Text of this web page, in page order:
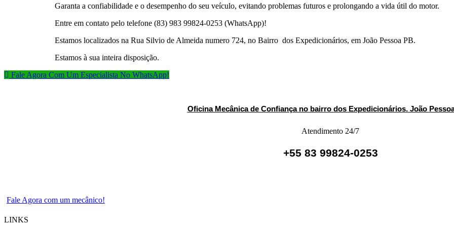
Garanta a confiabilidade e o desempenho do seu veículo, evitando problemas futuros e prolongando a vida útil do motor.
Entre em contato pelo telefone (83) 983 99824-0253 (WhatsApp)!
Estamos localizados na Rua Silvio de Almeida numero 724, no Bairro dos Expedicionários, em João Pessoa PB.
Estamos à sua inteira disposição.
Fale Agora Com Um Especialista No WhatsApp!
Oficina Mecânica de Confiança no bairro dos Expedicionários. João
Atendimento 24/7
+55 83 99824-0253
Fale Agora com um mecânico!
LINKS